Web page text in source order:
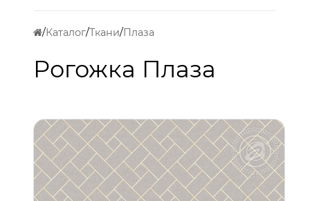
Каталог Ткани Плаза
Рогожка Плаза